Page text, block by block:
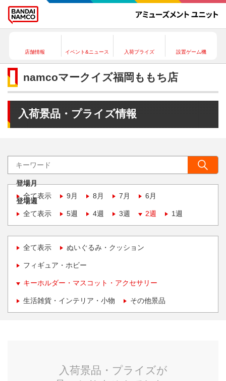
店舗情報 イベント&ニュース 入荷プライズ 設置ゲーム機
namcoマークイズ福岡ももち店
入荷景品・プライズ情報
登場月
全て表示
9月 8月 7月 6月
登場週
全て表示
5週 4週 3週 2週 1週
全て表示 ぬいぐるみ・クッション
フィギュア・ホビー
キーホルダー・マスコット・アクセサリー
生活雑貨・インテリア・小物 その他景品